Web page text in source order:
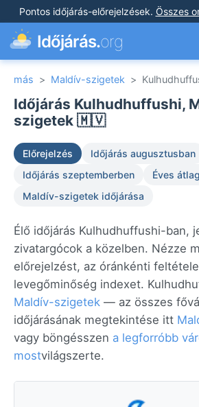
Pontos időjárás-előrejelzések. Összes
Időjárás.org
más > Maldív-szigetek >
Időjárás Kulhudhuffushi,
szigetek 🇲🇻
Előrejelzés
Időjárás augusztusban
Időjárás szeptemberben
Éves
Maldív-szigetek időjárása
Élő időjárás Kulhudhuffushi-ban,
zivatargócok a közelben. Nézze
előrejelzést, az óránkénti
levegőminőség indexet.
Maldív-szigetek — az összes
időjárásának megtekintése itt
vagy böngésszen a legforróbb
mostvilágszerte.